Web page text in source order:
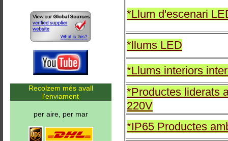
*Llum d'escenari
*llums LED
*Llums interiors
*Productes liderats
220V
*IP65 Productes
Recolzem més avall
l'enviament
per aire, per mar